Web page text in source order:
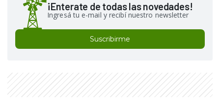
¡Enterate de todas las novedades!
Ingresá tu e-mail y recibí nuestro newsletter
Suscribirme